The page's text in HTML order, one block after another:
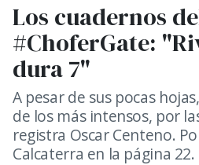
Los cuadernos
#ChoferGate:
dura 7"
A pesar de sus pocas
de los más intensos, por
registra Oscar Centeno.
Calcaterra en la página 22.